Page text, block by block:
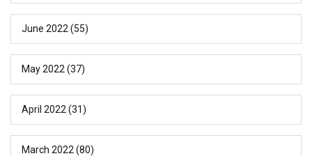
June 2022 (55)
May 2022 (37)
April 2022 (31)
March 2022 (80)